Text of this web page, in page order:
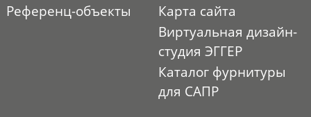
Референц-объекты
Карта сайта
Виртуальная дизайн-
студия ЭГГЕР
Каталог фурнитуры
для САПР